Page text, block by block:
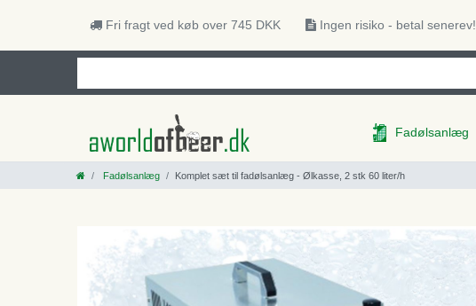
Fri fragt ved køb over 745 DKK Ingen risiko - betal senerev!
Fadølsanlæg
Fadølsanlæg Komplet sæt til fadølsanlæg - Ølkasse, 2 stk 60 liter/h